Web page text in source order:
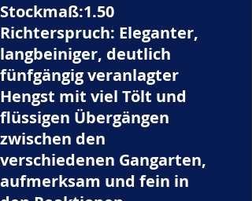
Stockmaß:1.50
Richterspruch: Eleganter,
langbeiniger, deutlich
fünfgängig veranlagter
Hengst mit viel Tölt und
flüssigen Übergängen
zwischen den
verschiedenen Gangarten,
aufmerksam und fein in